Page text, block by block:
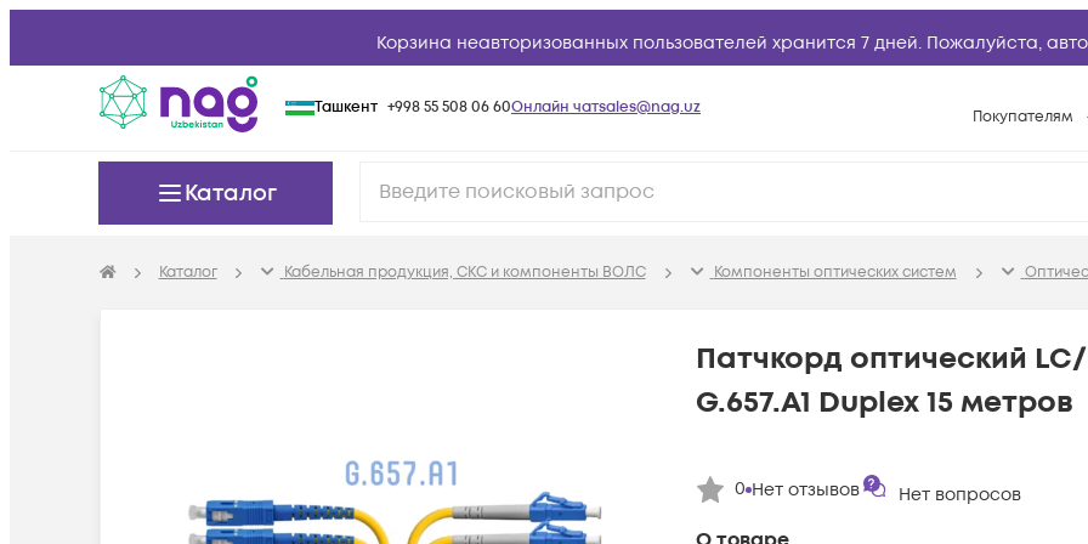
Корзина неавторизованных пользователей хранится 7 дней. Пожалуйста,
Ташкент +998 55 508 06 60Онлайн чатsales@nag.uz Покупателям
Вопросы и
База знаний
Конфигураторы
Каталог
Каталог Кабельная продукция, СКС и компоненты ВОЛС Компоненты оптических систем
Патчкорд оптический
G.657.A1 Duplex 15 метров
0 Нет отзывов Нет вопросов